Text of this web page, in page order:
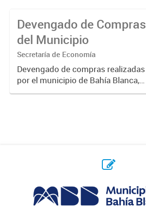
Devengado de Compras
del Municipio
Secretaría de Economía
Devengado de compras realizadas
por el municipio de Bahía Blanca,
por año y proveedor. Un monto